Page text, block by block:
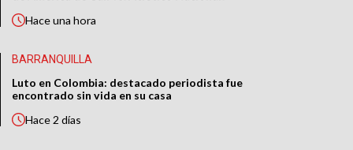
Haceuna hora
BARRANQUILLA
Luto en Colombia: destacado periodista fue
encontrado sin vida en su casa
Hace2 días